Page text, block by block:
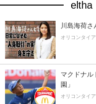
eltha
川島海荷さ
オリコンタイ
マクドナル
園」
オリコンタイ